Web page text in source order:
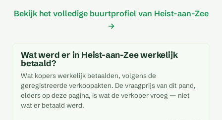
Bekijk het volledige buurtprofiel van Heist-aan-Zee
→
Wat werd er in Heist-aan-Zee werkelijk
betaald?
Wat kopers werkelijk betaalden, volgens de
geregistreerde verkoopakten. De vraagprijs van dit pand,
elders op deze pagina, is wat de verkoper vroeg — niet
wat er betaald werd.